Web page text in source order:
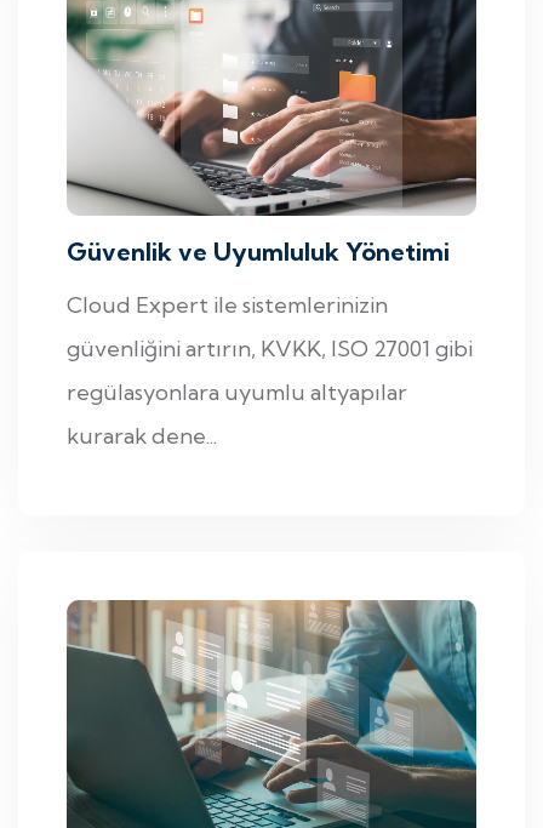
Güvenlik ve Uyumluluk Yönetimi
Cloud Expert ile sistemlerinizin
güvenliğini artırın, KVKK, ISO 27001 gibi
regülasyonlara uyumlu altyapılar
kurarak dene...